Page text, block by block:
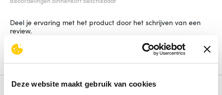
Deze website maakt gebruik van cookies
Deel je ervaring met het product door het schrijven van een
review.
Schrijf een review